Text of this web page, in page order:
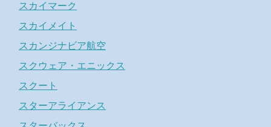
スカイマーク
スカイメイト
スカンジナビア航空
スクウェア・エニックス
スクート
スターアライアンス